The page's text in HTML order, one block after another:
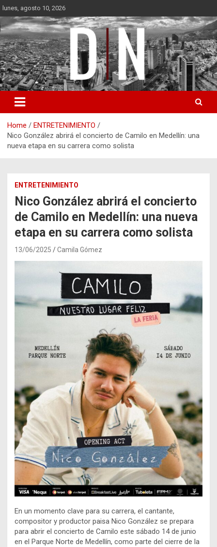
Skip
to
content
lunes, agosto 10, 2026
Diámetro Noticias
Home
ENTRETENIMIENTO
Nico González abrirá el concierto de Camilo en Medellín: una
nueva etapa en su carrera como solista
ENTRETENIMIENTO
Nico González abrirá el concierto
de Camilo en Medellín: una nueva
etapa en su carrera como solista
13/06/2025 Camila Gómez
En un momento clave para su carrera, el cantante,
compositor y productor paisa Nico González se prepara
para abrir el concierto de Camilo este sábado 14 de junio
en el Parque Norte de Medellín, como parte del cierre de la